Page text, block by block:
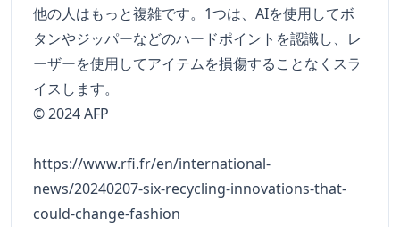
他の人はもっと複雑です。1つは、AIを使用してボ
タンやジッパーなどのハードポイントを認識し、レ
ーザーを使用してアイテムを損傷することなくスラ
イスします。
© 2024 AFP
https://www.rfi.fr/en/international-
news/20240207-six-recycling-innovations-that-
could-change-fashion